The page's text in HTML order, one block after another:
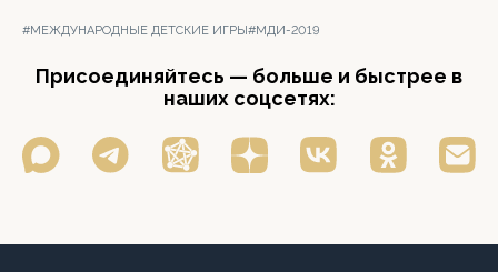
#МЕЖДУНАРОДНЫЕ ДЕТСКИЕ ИГРЫ#МДИ-2019
Присоединяйтесь — больше и быстрее в
наших соцсетях: